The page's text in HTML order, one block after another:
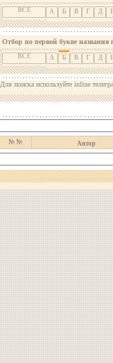
ВСЕ А Б В Г Д
Отбор по первой букве названия
ВСЕ А Б В Г Д
Для поиска используйте inline
№ № Автор